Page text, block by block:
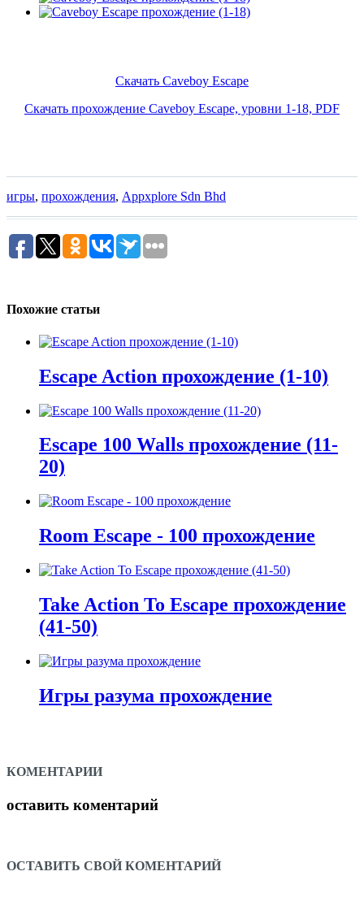
Скачать Caveboy Escape
Скачать прохождение Caveboy Escape, уровни 1-18, PDF
игры, прохождения, Appxplore Sdn Bhd
Похожие статьи
Escape Action прохождение (1-10)
Escape 100 Walls прохождение (11-
20)
Room Escape - 100 прохождение
Take Action To Escape прохождение
(41-50)
Игры разума прохождение
КОМЕНТАРИИ
оставить коментарий
ОСТАВИТЬ СВОЙ КОМЕНТАРИЙ